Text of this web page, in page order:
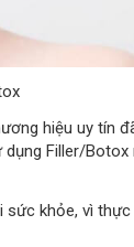
hiệu uy tín
Filler/
khỏe, vì